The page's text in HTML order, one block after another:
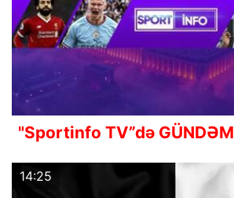
"Sportinfo TV”də GÜNDƏM
14:25